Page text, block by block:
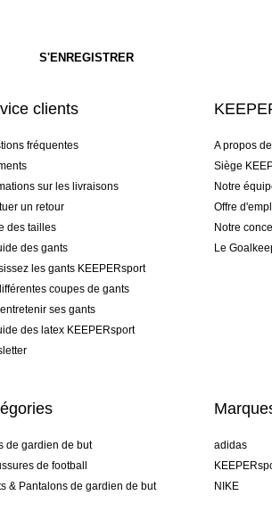
clients
fréquentes
sur les livraisons
un retour
des tailles
des gants
les gants KEEPERsport
coupes de gants
ses gants
des latex KEEPERsport
A propos
Siège
Notre
Offre
Notre
Le
de gardien de but
de football
& Pantalons de gardien de but
adidas
NIKE